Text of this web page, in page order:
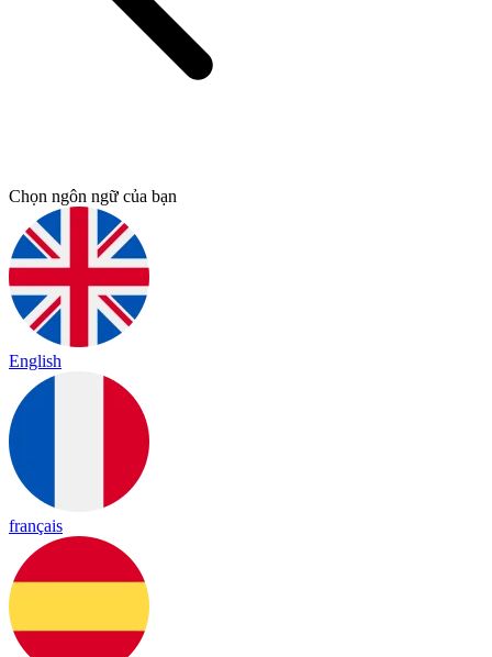
Chọn ngôn ngữ của bạn
English
français